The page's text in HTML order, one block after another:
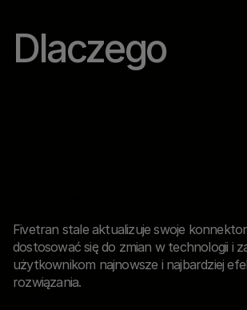
Dlaczego
Fivetran stale aktualizuje swoje
dostosować się do zmian w technologii i
użytkownikom najnowsze i najbardziej
rozwiązania.